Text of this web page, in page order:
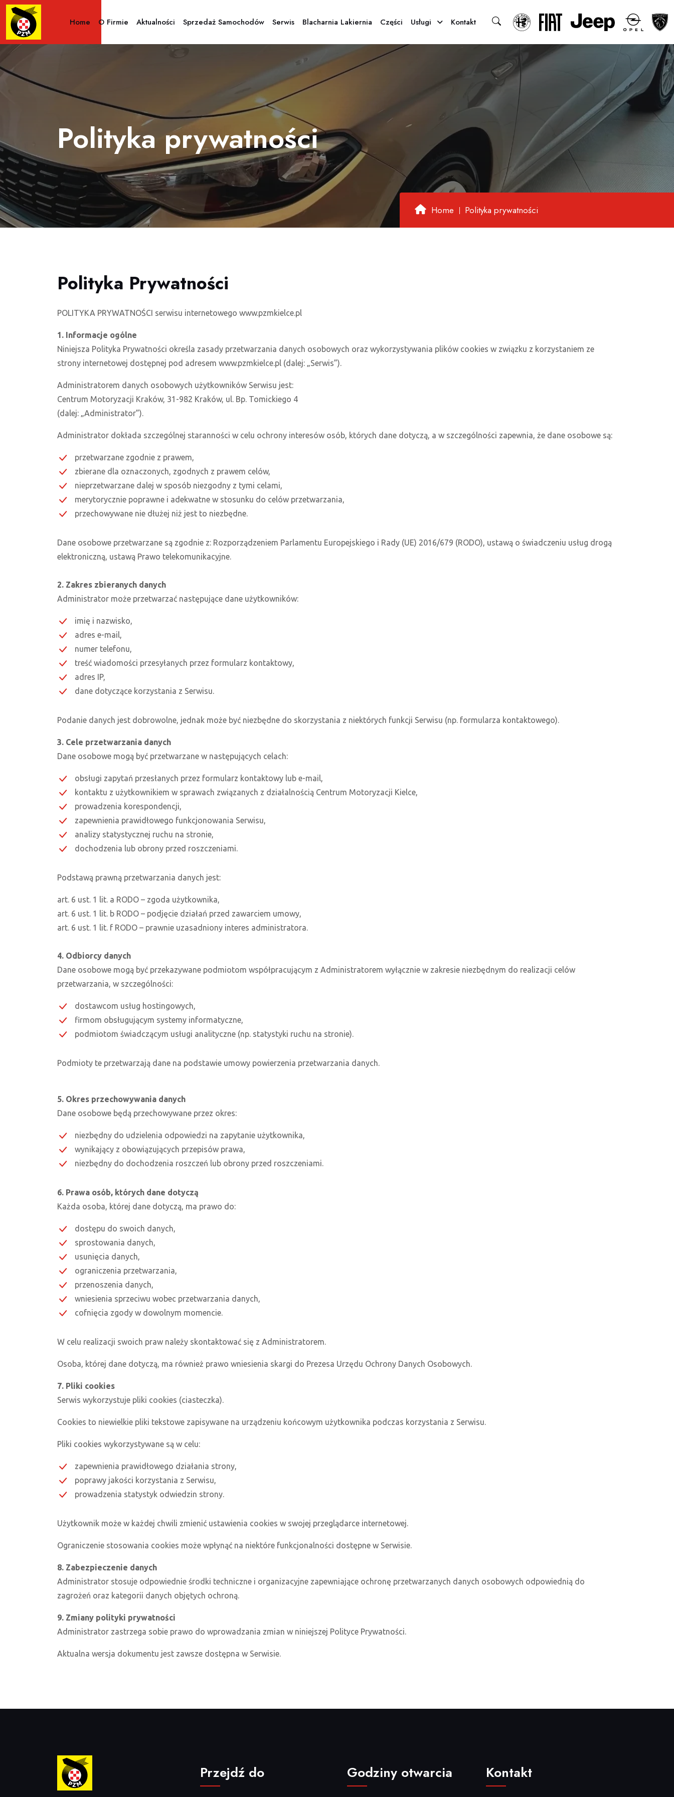
Home O Firmie Aktualności Sprzedaż Samochodów Serwis Blacharnia Lakiernia Części Usługi Kontakt
Polityka prywatności
Home Polityka prywatności
Polityka Prywatności
POLITYKA PRYWATNOŚCI serwisu internetowego www.pzmkielce.pl
1. Informacje ogólne
Niniejsza Polityka Prywatności określa zasady przetwarzania danych osobowych oraz wykorzystywania plików cookies w związku z korzystaniem ze
strony internetowej dostępnej pod adresem www.pzmkielce.pl (dalej: „Serwis”).
Administratorem danych osobowych użytkowników Serwisu jest:
Centrum Motoryzacji Kraków, 31-982 Kraków, ul. Bp. Tomickiego 4
(dalej: „Administrator”).
Administrator dokłada szczególnej staranności w celu ochrony interesów osób, których dane dotyczą, a w szczególności zapewnia, że dane osobowe są:
przetwarzane zgodnie z prawem,
zbierane dla oznaczonych, zgodnych z prawem celów,
nieprzetwarzane dalej w sposób niezgodny z tymi celami,
merytorycznie poprawne i adekwatne w stosunku do celów przetwarzania,
przechowywane nie dłużej niż jest to niezbędne.
Dane osobowe przetwarzane są zgodnie z: Rozporządzeniem Parlamentu Europejskiego i Rady (UE) 2016/679 (RODO), ustawą o świadczeniu usług drogą
elektroniczną, ustawą Prawo telekomunikacyjne.
2. Zakres zbieranych danych
Administrator może przetwarzać następujące dane użytkowników:
imię i nazwisko,
adres e-mail,
numer telefonu,
treść wiadomości przesyłanych przez formularz kontaktowy,
adres IP,
dane dotyczące korzystania z Serwisu.
Podanie danych jest dobrowolne, jednak może być niezbędne do skorzystania z niektórych funkcji Serwisu (np. formularza kontaktowego).
3. Cele przetwarzania danych
Dane osobowe mogą być przetwarzane w następujących celach:
obsługi zapytań przesłanych przez formularz kontaktowy lub e-mail,
kontaktu z użytkownikiem w sprawach związanych z działalnością Centrum Motoryzacji Kielce,
prowadzenia korespondencji,
zapewnienia prawidłowego funkcjonowania Serwisu,
analizy statystycznej ruchu na stronie,
dochodzenia lub obrony przed roszczeniami.
Podstawą prawną przetwarzania danych jest:
art. 6 ust. 1 lit. a RODO – zgoda użytkownika,
art. 6 ust. 1 lit. b RODO – podjęcie działań przed zawarciem umowy,
art. 6 ust. 1 lit. f RODO – prawnie uzasadniony interes administratora.
4. Odbiorcy danych
Dane osobowe mogą być przekazywane podmiotom współpracującym z Administratorem wyłącznie w zakresie niezbędnym do realizacji celów
przetwarzania, w szczególności:
dostawcom usług hostingowych,
firmom obsługującym systemy informatyczne,
podmiotom świadczącym usługi analityczne (np. statystyki ruchu na stronie).
Podmioty te przetwarzają dane na podstawie umowy powierzenia przetwarzania danych.
5. Okres przechowywania danych
Dane osobowe będą przechowywane przez okres:
niezbędny do udzielenia odpowiedzi na zapytanie użytkownika,
wynikający z obowiązujących przepisów prawa,
niezbędny do dochodzenia roszczeń lub obrony przed roszczeniami.
6. Prawa osób, których dane dotyczą
Każda osoba, której dane dotyczą, ma prawo do:
dostępu do swoich danych,
sprostowania danych,
usunięcia danych,
ograniczenia przetwarzania,
przenoszenia danych,
wniesienia sprzeciwu wobec przetwarzania danych,
cofnięcia zgody w dowolnym momencie.
W celu realizacji swoich praw należy skontaktować się z Administratorem.
Osoba, której dane dotyczą, ma również prawo wniesienia skargi do Prezesa Urzędu Ochrony Danych Osobowych.
7. Pliki cookies
Serwis wykorzystuje pliki cookies (ciasteczka).
Cookies to niewielkie pliki tekstowe zapisywane na urządzeniu końcowym użytkownika podczas korzystania z Serwisu.
Pliki cookies wykorzystywane są w celu:
zapewnienia prawidłowego działania strony,
poprawy jakości korzystania z Serwisu,
prowadzenia statystyk odwiedzin strony.
Użytkownik może w każdej chwili zmienić ustawienia cookies w swojej przeglądarce internetowej.
Ograniczenie stosowania cookies może wpłynąć na niektóre funkcjonalności dostępne w Serwisie.
8. Zabezpieczenie danych
Administrator stosuje odpowiednie środki techniczne i organizacyjne zapewniające ochronę przetwarzanych danych osobowych odpowiednią do
zagrożeń oraz kategorii danych objętych ochroną.
9. Zmiany polityki prywatności
Administrator zastrzega sobie prawo do wprowadzania zmian w niniejszej Polityce Prywatności.
Aktualna wersja dokumentu jest zawsze dostępna w Serwisie.
Przejdź do Godziny otwarcia Kontakt